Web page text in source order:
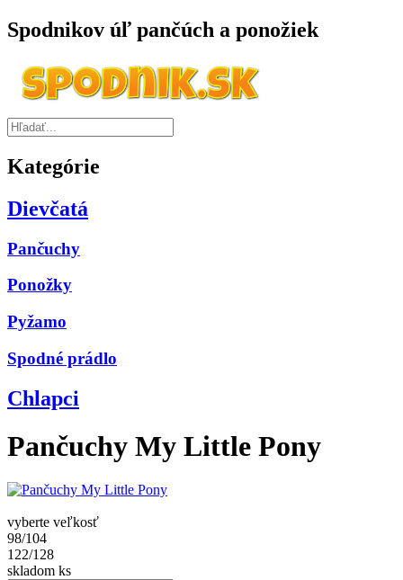
Spodnikov úľ pančúch a ponožiek
Kategórie
Dievčatá
Pančuchy
Ponožky
Pyžamo
Spodné prádlo
Chlapci
Pančuchy My Little Pony
vyberte veľkosť
98/104
122/128
skladom ks